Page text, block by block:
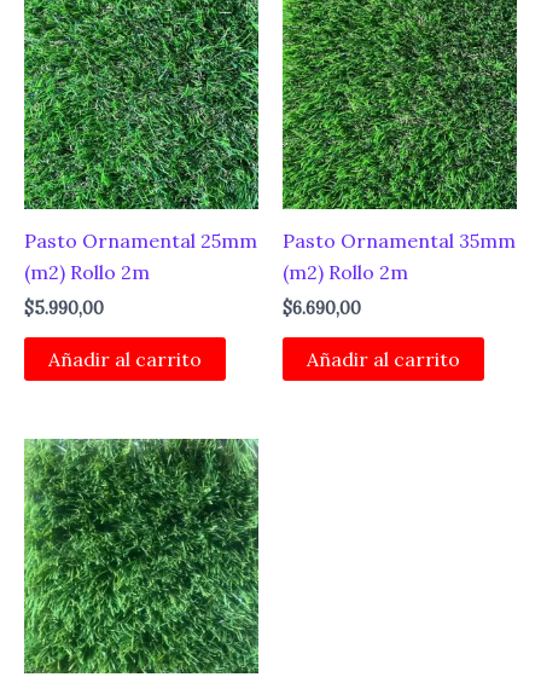
Pasto Ornamental 25mm
(m2) Rollo 2m
$5.990,00
Añadir al carrito
Pasto Ornamental 35mm
(m2) Rollo 2m
$6.690,00
Añadir al carrito